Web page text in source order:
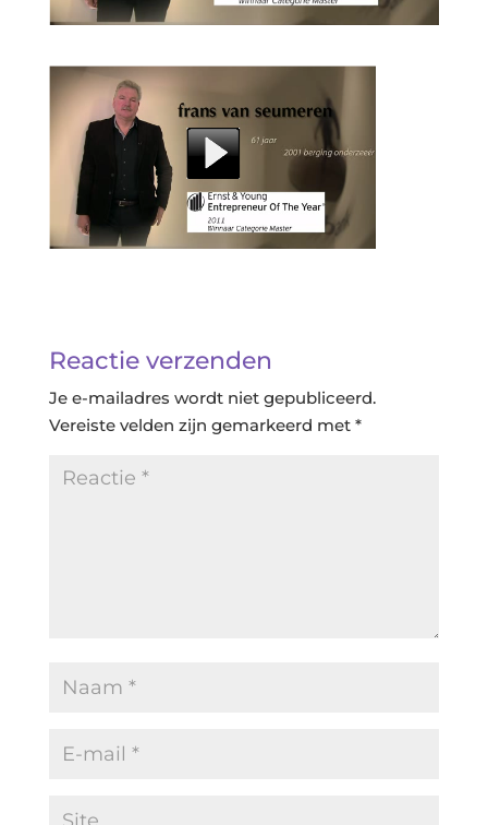
Reactie verzenden
Je e-mailadres wordt niet gepubliceerd.
Vereiste velden zijn gemarkeerd met *